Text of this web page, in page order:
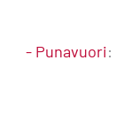
- Punavuori: